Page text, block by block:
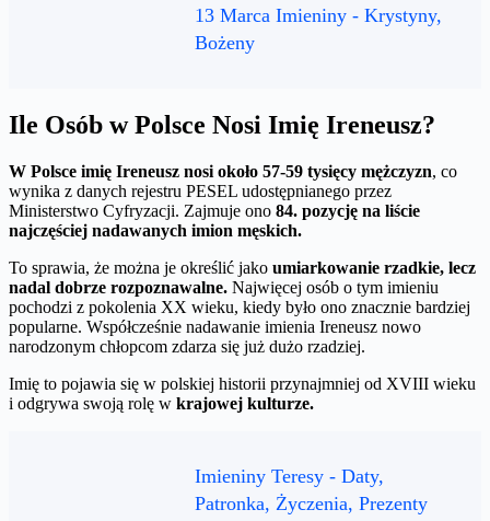
13 Marca Imieniny - Krystyny,
Bożeny
Ile Osób w Polsce Nosi Imię Ireneusz?
W Polsce imię Ireneusz nosi około 57-59 tysięcy mężczyzn, co
wynika z danych rejestru PESEL udostępnianego przez
Ministerstwo Cyfryzacji. Zajmuje ono 84. pozycję na liście
najczęściej nadawanych imion męskich.
To sprawia, że można je określić jako umiarkowanie rzadkie, lecz
nadal dobrze rozpoznawalne. Najwięcej osób o tym imieniu
pochodzi z pokolenia XX wieku, kiedy było ono znacznie bardziej
popularne. Współcześnie nadawanie imienia Ireneusz nowo
narodzonym chłopcom zdarza się już dużo rzadziej.
Imię to pojawia się w polskiej historii przynajmniej od XVIII wieku
i odgrywa swoją rolę w krajowej kulturze.
Imieniny Teresy - Daty,
Patronka, Życzenia, Prezenty